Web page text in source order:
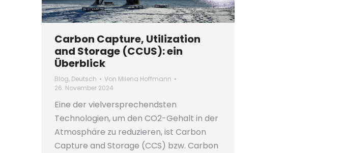
Carbon Capture, Utilization
and Storage (CCUS): ein
Überblick
Blog, Deutsch Von Milena Hoffmann
26. November 2024
Eine der vielversprechendsten
Technologien, um den CO2-Gehalt in der
Atmosphäre zu reduzieren, ist Carbon
Capture and Storage (CCS) bzw. Carbon